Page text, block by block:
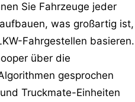
Sie Fahrzeuge jeder
was großartig ist,
Fahrgestellen basieren.
über die
gesprochen
Truckmate-Einheiten